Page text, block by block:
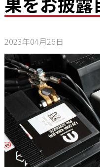
店舗案内
工場通信
お問い合わせ
2023年04月26日